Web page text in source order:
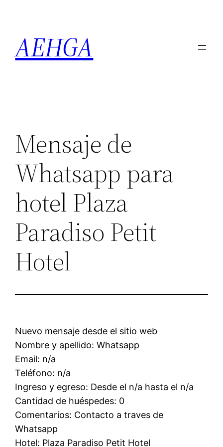
contenido
AEHGA
Mensaje de
Whatsapp para
hotel Plaza
Paradiso Petit
Hotel
Nuevo mensaje desde el sitio web
Nombre y apellido: Whatsapp
Email: n/a
Teléfono: n/a
Ingreso y egreso: Desde el n/a hasta el n/a
Cantidad de huéspedes: 0
Comentarios: Contacto a traves de
Whatsapp
Hotel: Plaza Paradiso Petit Hotel